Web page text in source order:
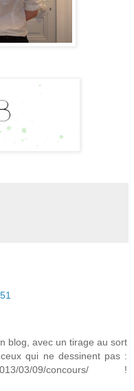
blog, avec un tirage au sort
qui ne dessinent pas :
2013/03/09/concours/ !